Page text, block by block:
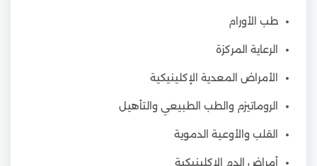
طب الأورام
الرعاية المركزة
الأمراض المعدية الإكلينيكية
الروماتيزم والطب الطبيعي والتأهيل
القلب والأوعية الدموية
أمراض الدم الإكلينيكية